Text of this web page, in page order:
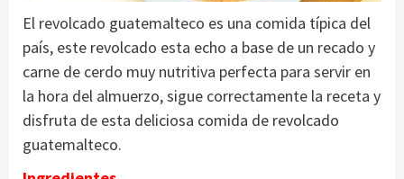
El revolcado guatemalteco es una comida típica del
país, este revolcado esta echo a base de un recado y
carne de cerdo muy nutritiva perfecta para servir en
la hora del almuerzo, sigue correctamente la receta y
disfruta de esta deliciosa comida de revolcado
guatemalteco.